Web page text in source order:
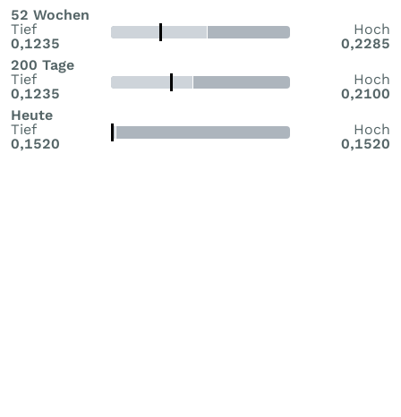
52 Wochen
Tief
0,1235
Hoch
0,2285
200 Tage
Tief
0,1235
Hoch
0,2100
Heute
Tief
0,1520
Hoch
0,1520